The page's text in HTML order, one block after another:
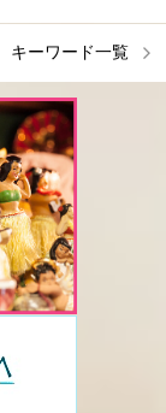
キーワード一覧